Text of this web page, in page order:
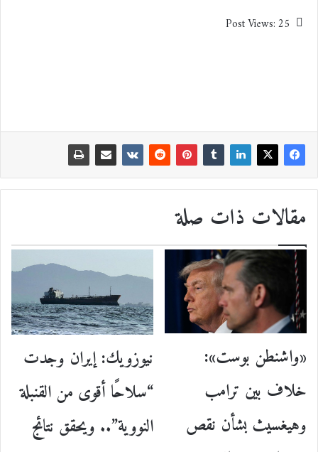
Post Views:25
مقالات ذات صلة
«واشنطن بوست»:
خلاف بين ترامب
وهيغسيث بشأن نقص
نيوزويك: إيران وجدت
“سلاحًا أقوى من القنبلة
النووية”.. ويحقق نتائج